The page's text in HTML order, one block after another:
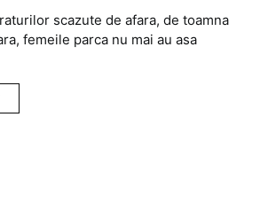
scazute de afara, de toamna
femeile parca nu mai au asa